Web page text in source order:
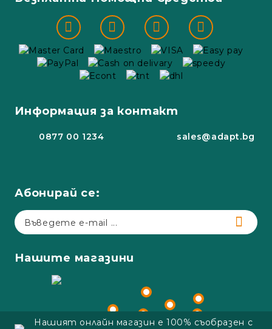
Информация за контакт
0877 00 1234 sales@adapt.bg
Абонирай се:
Нашите магазини
Нашият онлайн магазин е 100% съобразен с